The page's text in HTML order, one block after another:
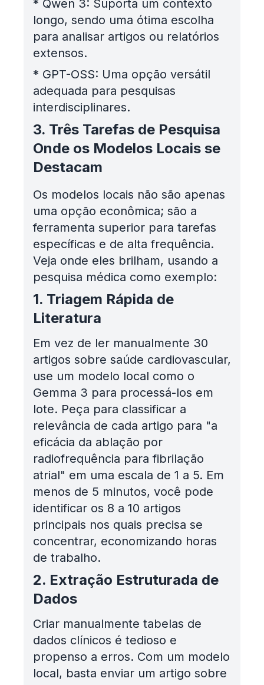
* Qwen 3: Suporta um contexto
longo, sendo uma ótima escolha
para analisar artigos ou relatórios
extensos.
* GPT-OSS: Uma opção versátil
adequada para pesquisas
interdisciplinares.
3. Três Tarefas de Pesquisa
Onde os Modelos Locais se
Destacam
Os modelos locais não são apenas
uma opção econômica; são a
ferramenta superior para tarefas
específicas e de alta frequência.
Veja onde eles brilham, usando a
pesquisa médica como exemplo:
1. Triagem Rápida de
Literatura
Em vez de ler manualmente 30
artigos sobre saúde cardiovascular,
use um modelo local como o
Gemma 3 para processá-los em
lote. Peça para classificar a
relevância de cada artigo para "a
eficácia da ablação por
radiofrequência para fibrilação
atrial" em uma escala de 1 a 5. Em
menos de 5 minutos, você pode
identificar os 8 a 10 artigos
principais nos quais precisa se
concentrar, economizando horas
de trabalho.
2. Extração Estruturada de
Dados
Criar manualmente tabelas de
dados clínicos é tedioso e
propenso a erros. Com um modelo
local, basta enviar um artigo sobre